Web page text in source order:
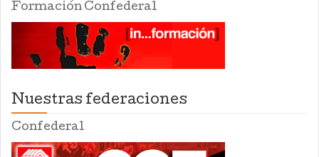
Formación Confederal
Nuestras federaciones
Confederal